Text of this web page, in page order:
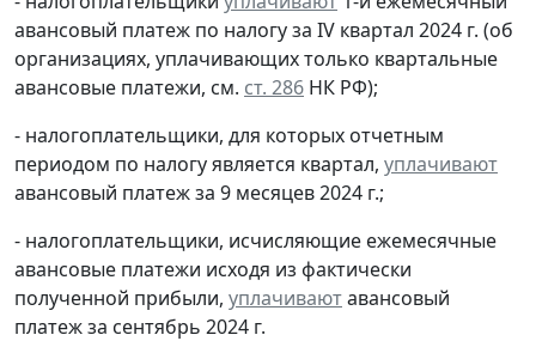
авансовый платеж по налогу за IV квартал 2024 г. (об
организациях, уплачивающих только квартальные
авансовые платежи, см. ст. 286 НК РФ);
- налогоплательщики, для которых отчетным
периодом по налогу является квартал, уплачивают
авансовый платеж за 9 месяцев 2024 г.;
- налогоплательщики, исчисляющие ежемесячные
авансовые платежи исходя из фактически
полученной прибыли, уплачиваютавансовый
платеж за сентябрь 2024 г.